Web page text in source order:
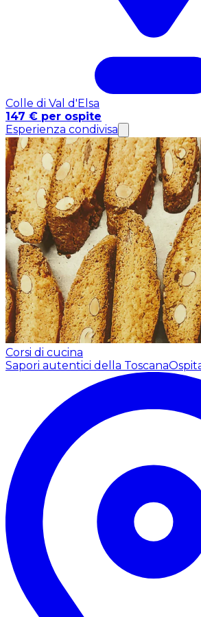
Colle di Val d'Elsa
147 € per ospite
Esperienza condivisa
Corsi di cucina
Sapori autentici della Toscana